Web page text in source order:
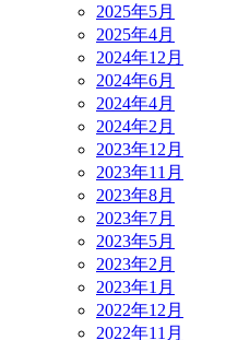
2025年5月
2025年4月
2024年12月
2024年6月
2024年4月
2024年2月
2023年12月
2023年11月
2023年8月
2023年7月
2023年5月
2023年2月
2023年1月
2022年12月
2022年11月